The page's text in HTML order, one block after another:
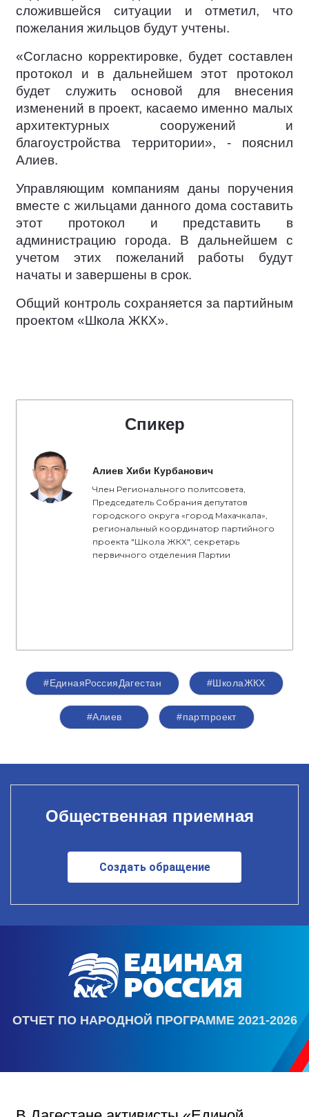
сложившейся ситуации и отметил, что
пожелания жильцов будут учтены.
«Согласно корректировке, будет составлен
протокол и в дальнейшем этот протокол
будет служить основой для внесения
изменений в проект, касаемо именно малых
архитектурных сооружений и
благоустройства территории», - пояснил
Алиев.
Управляющим компаниям даны поручения
вместе с жильцами данного дома составить
этот протокол и представить в
администрацию города. В дальнейшем с
учетом этих пожеланий работы будут
начаты и завершены в срок.
Общий контроль сохраняется за партийным
проектом «Школа ЖКХ».
Спикер
Алиев Хиби Курбанович
Член Регионального политсовета,
Председатель Собрания депутатов
городского округа «город Махачкала»,
региональный координатор партийного
проекта "Школа ЖКХ", секретарь
первичного отделения Партии
#ЕдинаяРоссияДагестан #ШколаЖКХ
#Алиев #партпроект
Общественная приемная
Создать обращение
ОТЧЕТ ПО НАРОДНОЙ ПРОГРАММЕ 2021-2026